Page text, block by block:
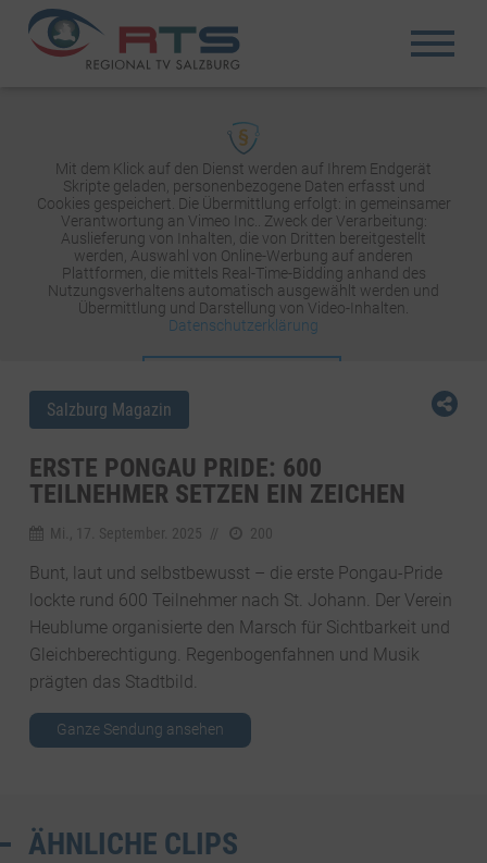
Mit dem Klick auf den Dienst werden auf Ihrem Endgerät
Skripte geladen, personenbezogene Daten erfasst und
Cookies gespeichert. Die Übermittlung erfolgt: in gemeinsamer
Verantwortung an Vimeo Inc.. Zweck der Verarbeitung:
Auslieferung von Inhalten, die von Dritten bereitgestellt
werden, Auswahl von Online-Werbung auf anderen
Plattformen, die mittels Real-Time-Bidding anhand des
Nutzungsverhaltens automatisch ausgewählt werden und
Übermittlung und Darstellung von Video-Inhalten.
Datenschutzerklärung
Salzburg Magazin
ERSTE PONGAU PRIDE: 600
TEILNEHMER SETZEN EIN ZEICHEN
Mi., 17. September. 2025 200
Bunt, laut und selbstbewusst – die erste Pongau-Pride
lockte rund 600 Teilnehmer nach St. Johann. Der Verein
Heublume organisierte den Marsch für Sichtbarkeit und
Gleichberechtigung. Regenbogenfahnen und Musik
prägten das Stadtbild.
Ganze Sendung ansehen
ÄHNLICHE CLIPS